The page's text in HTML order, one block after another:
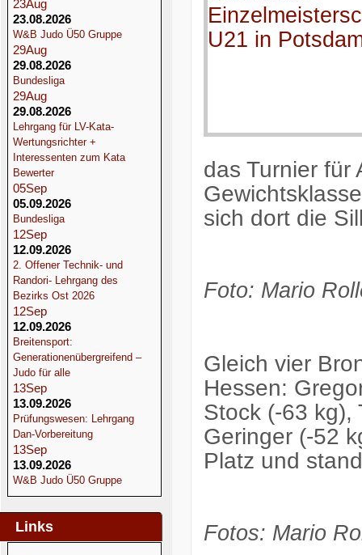
23Aug
23.08.2026
W&B Judo Ü50 Gruppe
29Aug
29.08.2026
Bundesliga
29Aug
29.08.2026
Lehrgang für LV-Kata-
Wertungsrichter +
Interessenten zum Kata
Bewerter
05Sep
05.09.2026
Bundesliga
12Sep
12.09.2026
2. Offener Technik- und
Randori- Lehrgang des
Bezirks Ost 2026
12Sep
12.09.2026
Breitensport:
Generationenübergreifend –
Judo für alle
13Sep
13.09.2026
Prüfungswesen: Lehrgang
Dan-Vorbereitung
13Sep
13.09.2026
W&B Judo Ü50 Gruppe
Links
das Turnier für
sich dort die
Foto: Mario
Gleich vier
Hessen:
Stock (-63 kg),
Geringer (-52
Platz und
Fotos: Mario